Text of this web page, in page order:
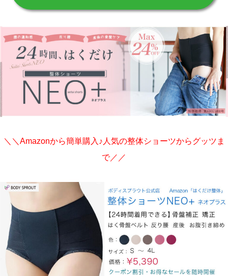
＼＼Amazonから簡単購入♪人気の整体ショーツからグッツま
で／／